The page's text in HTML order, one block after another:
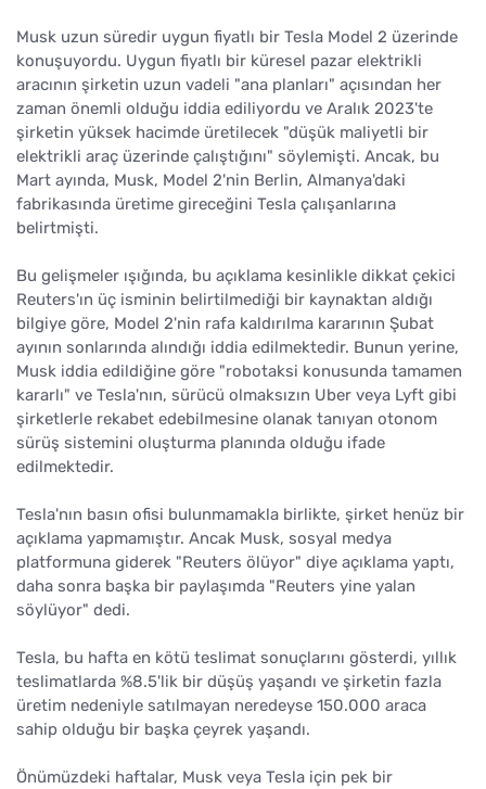
Musk uzun süredir uygun fiyatlı bir Tesla Model 2 üzerinde
konuşuyordu. Uygun fiyatlı bir küresel pazar elektrikli
aracının şirketin uzun vadeli "ana planları" açısından her
zaman önemli olduğu iddia ediliyordu ve Aralık 2023'te
şirketin yüksek hacimde üretilecek "düşük maliyetli bir
elektrikli araç üzerinde çalıştığını" söylemişti. Ancak, bu
Mart ayında, Musk, Model 2'nin Berlin, Almanya'daki
fabrikasında üretime gireceğini Tesla çalışanlarına
belirtmişti.
Bu gelişmeler ışığında, bu açıklama kesinlikle dikkat çekici
Reuters'ın üç isminin belirtilmediği bir kaynaktan aldığı
bilgiye göre, Model 2'nin rafa kaldırılma kararının Şubat
ayının sonlarında alındığı iddia edilmektedir. Bunun yerine,
Musk iddia edildiğine göre "robotaksi konusunda tamamen
kararlı" ve Tesla'nın, sürücü olmaksızın Uber veya Lyft gibi
şirketlerle rekabet edebilmesine olanak tanıyan otonom
sürüş sistemini oluşturma planında olduğu ifade
edilmektedir.
Tesla'nın basın ofisi bulunmamakla birlikte, şirket henüz bir
açıklama yapmamıştır. Ancak Musk, sosyal medya
platformuna giderek "Reuters ölüyor" diye açıklama yaptı,
daha sonra başka bir paylaşımda "Reuters yine yalan
söylüyor" dedi.
Tesla, bu hafta en kötü teslimat sonuçlarını gösterdi, yıllık
teslimatlarda %8.5'lik bir düşüş yaşandı ve şirketin fazla
üretim nedeniyle satılmayan neredeyse 150.000 araca
sahip olduğu bir başka çeyrek yaşandı.
Önümüzdeki haftalar, Musk veya Tesla için pek bir